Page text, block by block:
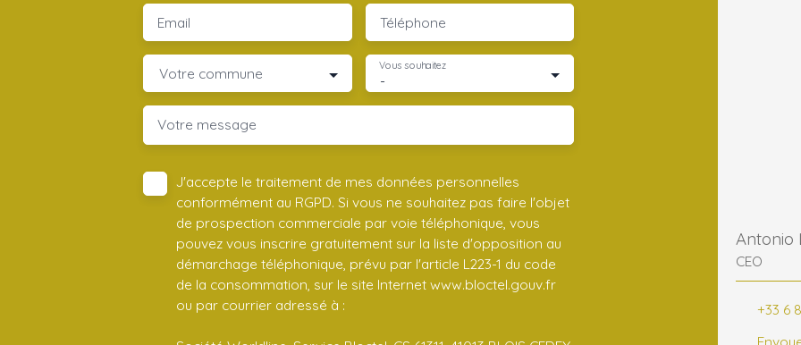
Email Téléphone
Votre commune -
Vous souhaitez
Votre message
J'accepte le traitement de mes données personnelles
conformément au RGPD. Si vous ne souhaitez pas faire l'objet
de prospection commerciale par voie téléphonique, vous
pouvez vous inscrire gratuitement sur la liste d'opposition au
démarchage téléphonique, prévu par l'article L223-1 du code
de la consommation, sur le site Internet www.bloctel.gouv.fr
ou par courrier adressé à :
Antonio
CEO
+33 6